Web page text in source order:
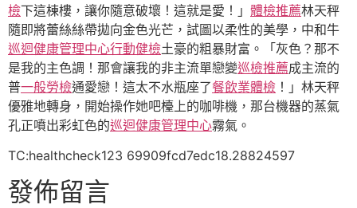
檢下這棟樓，讓你隨意破壞！這就是愛！」 體檢推薦林天秤
隨即將蕾絲絲帶拋向金色光芒，試圖以柔性的美學，中和牛
巡迴健康管理中心行動健檢土豪的粗暴財富。「灰色？那不
是我的主色調！那會讓我的非主流單戀變巡檢推薦成主流的
普一般勞檢通愛戀！這太不水瓶座了餐飲業體檢 ！」林天秤
優雅地轉身，開始操作她吧檯上的咖啡機，那台機器的蒸氣
孔正噴出彩虹色的巡迴健康管理中心霧氣。
TC:healthcheck123 69909fcd7edc18.28824597
發佈留言